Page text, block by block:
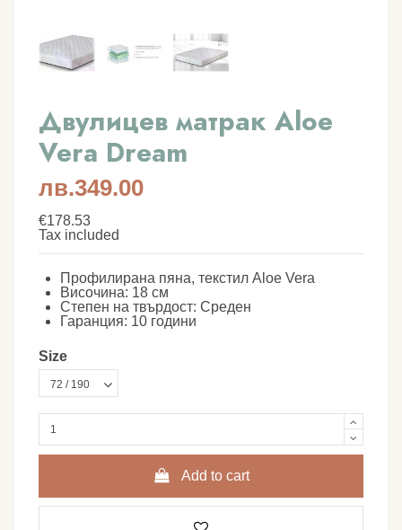
Двулицев матрак Aloe
Vera Dream
лв.349.00
€178.53
Tax included
Профилирана пяна, текстил Aloe Vera
Височина: 18 см
Степен на твърдост: Среден
Гаранция: 10 години
Size
Add to cart